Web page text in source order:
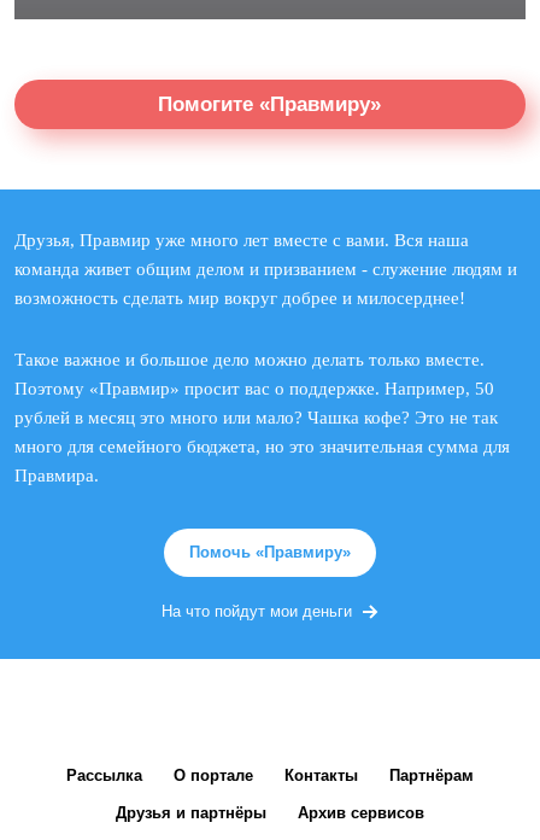
Помогите «Правмиру»
Друзья, Правмир уже много лет вместе с вами. Вся наша
команда живет общим делом и призванием - служение людям и
возможность сделать мир вокруг добрее и милосерднее!
Такое важное и большое дело можно делать только вместе.
Поэтому «Правмир» просит вас о поддержке. Например, 50
рублей в месяц это много или мало? Чашка кофе? Это не так
много для семейного бюджета, но это значительная сумма для
Правмира.
Помочь «Правмиру»
На что пойдут мои деньги
Рассылка О портале Контакты Партнёрам
Друзья и партнёры Архив сервисов